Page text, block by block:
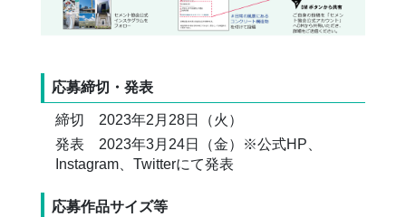
応募締切・発表
締切 2023年2月28日（火）
発表 2023年3月24日（金）※公式HP、
Instagram、Twitterにて発表
応募作品サイズ等